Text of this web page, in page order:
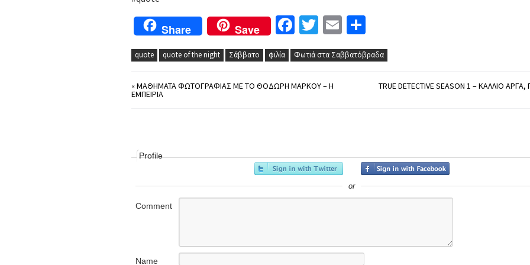
Share Save Facebook
Twitter
Email
quote quote of the night Σάββατο φιλία Φωτιά στα Σαββατόβραδα
«ΜΑΘΉΜΑΤΑ ΦΩΤΟΓΡΑΦΊΑΣ ΜΕ ΤΟ ΘΟΔΩΡΉ ΜΆΡΚΟΥ – Η
ΕΜΠΕΙΡΊΑ
TRUE DETECTIVE SEASON 1 – ΚΆΛΛΙΟ
Profile
or
Comment
Name